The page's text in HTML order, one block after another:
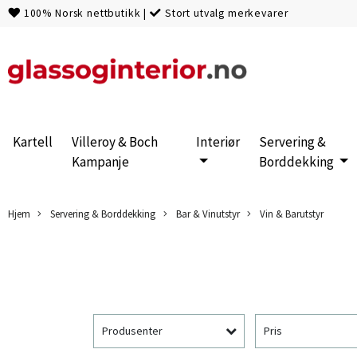
100% Norsk nettbutikk | Stort utvalg merkevarer
Kartell
Villeroy & Boch
Kampanje
Interiør
Servering &
Borddekking
Hjem Servering & Borddekking Bar & Vinutstyr Vin & Barutstyr
Produsenter Pris